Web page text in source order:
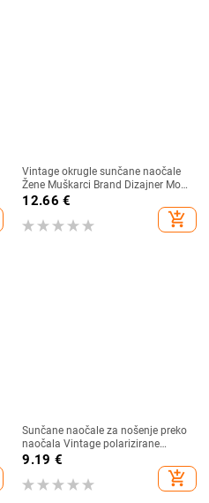
Vintage okrugle sunčane naočale
Žene Muškarci Brand Dizajner Moda
Gradient Sunčane naočale Ženske
Muške Retro Punk Hip Hop Gafas
De Sol
12.66 €
add_shopping_cart
Sunčane naočale za nošenje preko
naočala Vintage polarizirane
sunčane naočale za muškarce i
žene, kratkovidnost, dalekovidnost,
sjenila za vožnju na otvorenom
9.19 €
add_shopping_cart